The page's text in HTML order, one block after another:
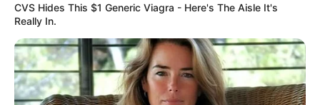
CVS Hides This $1 Generic Viagra - Here's The Aisle It's
Really In.